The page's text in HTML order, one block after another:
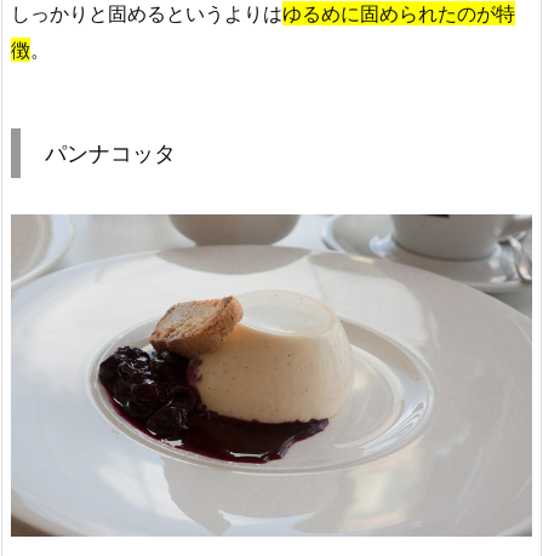
しっかりと固めるというよりはゆるめに固められたのが特
徴。
パンナコッタ